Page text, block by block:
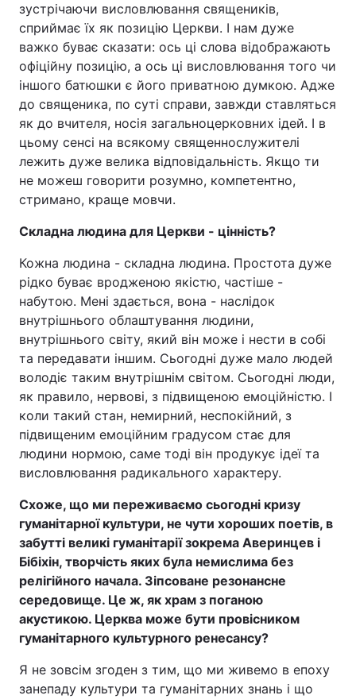
зустрічаючи висловлювання священиків,
сприймає їх як позицію Церкви. І нам дуже
важко буває сказати: ось ці слова відображають
офіційну позицію, а ось ці висловлювання того чи
іншого батюшки є його приватною думкою. Адже
до священика, по суті справи, завжди ставляться
як до вчителя, носія загальноцерковних ідей. І в
цьому сенсі на всякому священнослужителі
лежить дуже велика відповідальність. Якщо ти
не можеш говорити розумно, компетентно,
стримано, краще мовчи.
Складна людина для Церкви - цінність?
Кожна людина - складна людина. Простота дуже
рідко буває вродженою якістю, частіше -
набутою. Мені здається, вона - наслідок
внутрішнього облаштування людини,
внутрішнього світу, який він може і нести в собі
та передавати іншим. Сьогодні дуже мало людей
володіє таким внутрішнім світом. Сьогодні люди,
як правило, нервові, з підвищеною емоційністю. І
коли такий стан, немирний, неспокійний, з
підвищеним емоційним градусом стає для
людини нормою, саме тоді він продукує ідеї та
висловлювання радикального характеру.
Схоже, що ми переживаємо сьогодні кризу
гуманітарної культури, не чути хороших поетів, в
забутті великі гуманітарії зокрема Аверинцев і
Бібіхін, творчість яких була немислима без
релігійного начала. Зіпсоване резонансне
середовище. Це ж, як храм з поганою
акустикою. Церква може бути провісником
гуманітарного культурного ренесансу?
Я не зовсім згоден з тим, що ми живемо в епоху
занепаду культури та гуманітарних знань і що